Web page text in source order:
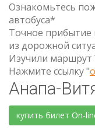
Ознакомьтесь
автобуса*
Точное прибытие
из дорожной
Изучили маршрут
Нажмите ссылку "
Анапа-
купить билет On-